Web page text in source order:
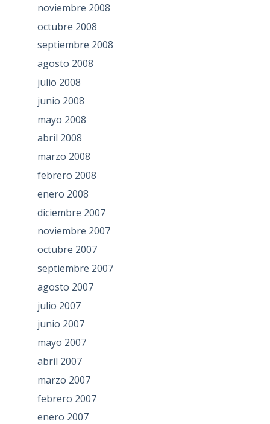
noviembre 2008
octubre 2008
septiembre 2008
agosto 2008
julio 2008
junio 2008
mayo 2008
abril 2008
marzo 2008
febrero 2008
enero 2008
diciembre 2007
noviembre 2007
octubre 2007
septiembre 2007
agosto 2007
julio 2007
junio 2007
mayo 2007
abril 2007
marzo 2007
febrero 2007
enero 2007